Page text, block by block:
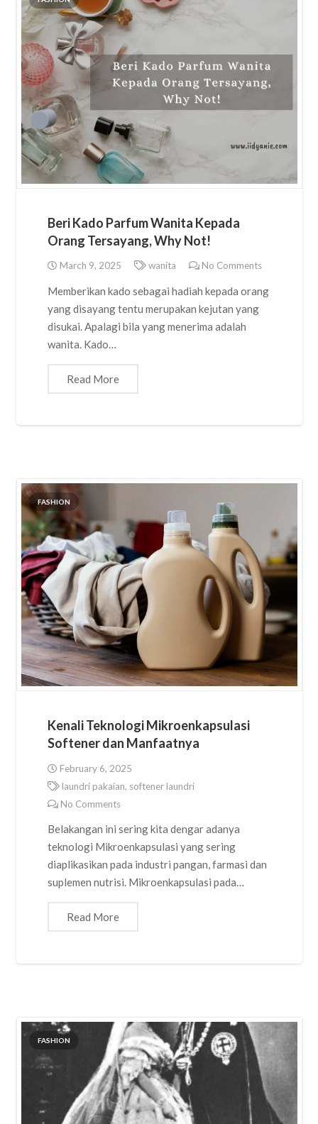
Beri Kado Parfum Wanita Kepada
Orang Tersayang, Why Not!
March 9, 2025 wanita No Comments
Memberikan kado sebagai hadiah kepada orang
yang disayang tentu merupakan kejutan yang
disukai. Apalagi bila yang menerima adalah
wanita. Kado…
Read More
FASHION
Kenali Teknologi Mikroenkapsulasi
Softener dan Manfaatnya
February 6, 2025
laundri pakaian, softener laundri
No Comments
Belakangan ini sering kita dengar adanya
teknologi Mikroenkapsulasi yang sering
diaplikasikan pada industri pangan, farmasi dan
suplemen nutrisi. Mikroenkapsulasi pada…
Read More
FASHION